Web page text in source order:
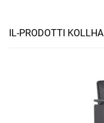
IL-PRODOTTI KOLLHA